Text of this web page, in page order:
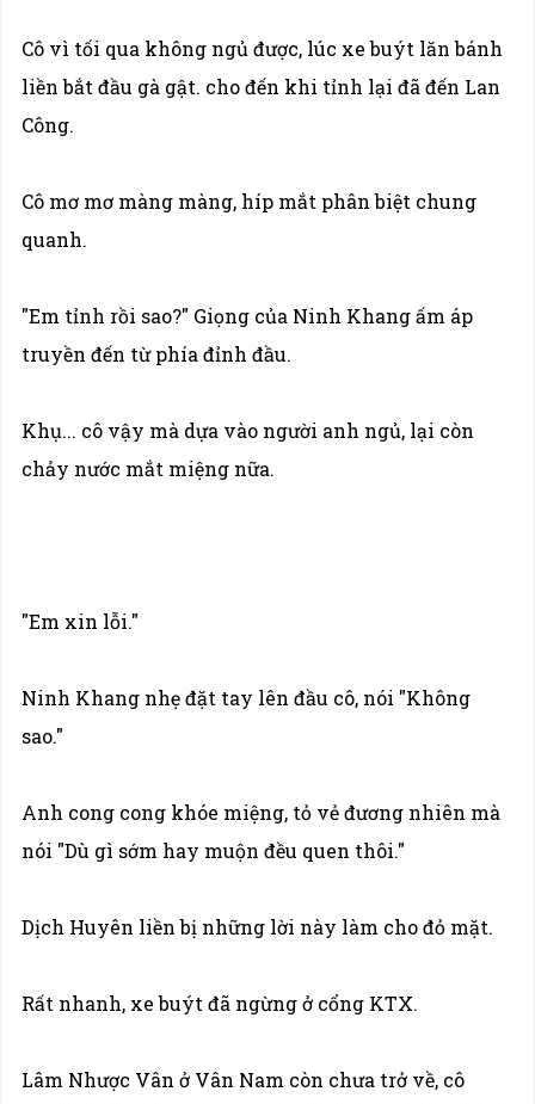
Cô vì tối qua không ngủ được, lúc xe buýt lăn bánh
liền bắt đầu gà gật. cho đến khi tỉnh lại đã đến Lan
Công.
Cô mơ mơ màng màng, híp mắt phân biệt chung
quanh.
"Em tỉnh rồi sao?" Giọng của Ninh Khang ấm áp
truyền đến từ phía đỉnh đầu.
Khụ... cô vậy mà dựa vào người anh ngủ, lại còn
chảy nước mắt miệng nữa.
"Em xin lỗi."
Ninh Khang nhẹ đặt tay lên đầu cô, nói "Không
sao."
Anh cong cong khóe miệng, tỏ vẻ đương nhiên mà
nói "Dù gì sớm hay muộn đều quen thôi."
Dịch Huyên liền bị những lời này làm cho đỏ mặt.
Rất nhanh, xe buýt đã ngừng ở cổng KTX.
Lâm Nhược Vân ở Vân Nam còn chưa trở về, cô